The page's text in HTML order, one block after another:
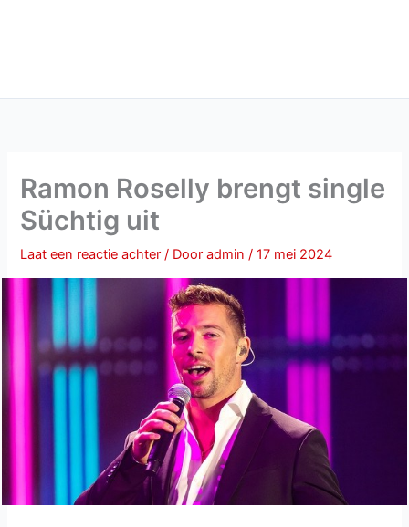
Ramon Roselly brengt single
Süchtig uit
Laat een reactie achter / Dooradmin/17 mei 2024